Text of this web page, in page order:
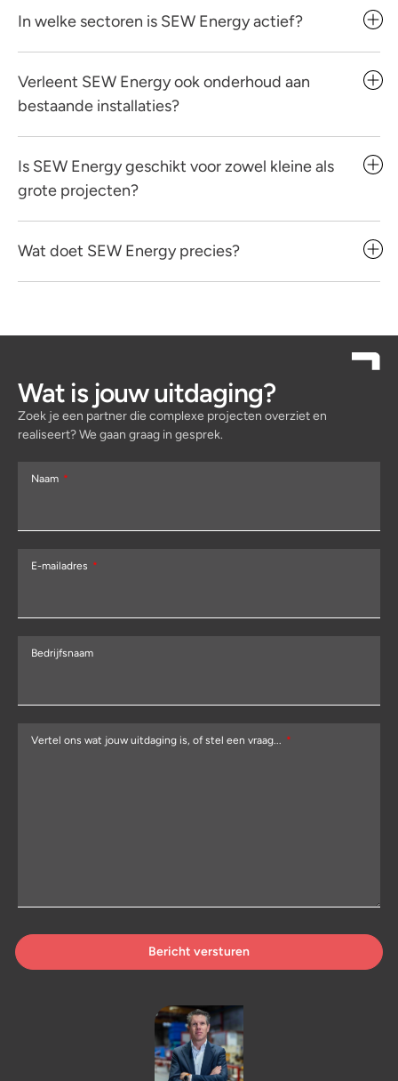
In welke sectoren is SEW Energy actief?
Verleent SEW Energy ook onderhoud aan
bestaande installaties?
Is SEW Energy geschikt voor zowel kleine als
grote projecten?
Wat doet SEW Energy precies?
Wat is jouw uitdaging?
Zoek je een partner die complexe projecten overziet en
realiseert? We gaan graag in gesprek.
Naam
E-mailadres
Bedrijfsnaam
Vertel ons wat jouw uitdaging is, of stel een vraag...
Bericht versturen